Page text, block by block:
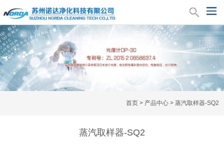
首页 > 产品中心 > 蒸汽取样器-SQ2
蒸汽取样器-SQ2